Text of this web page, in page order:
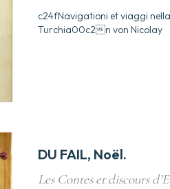
c24fNavigationi et viaggi
Turchia00c2n von Nicolay
DU FAIL, Noël.
Les Contes et discours